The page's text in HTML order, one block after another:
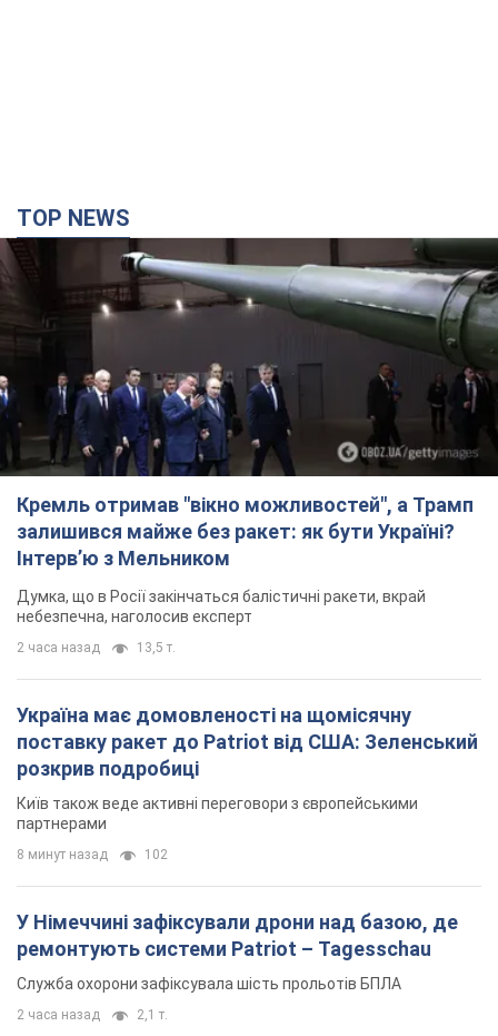
TOP NEWS
Кремль отримав "вікно можливостей", а Трамп
залишився майже без ракет: як бути Україні?
Інтерв’ю з Мельником
Думка, що в Росії закінчаться балістичні ракети, вкрай
небезпечна, наголосив експерт
2 часа назад 13,5 т.
Україна має домовленості на щомісячну
поставку ракет до Patriot від США: Зеленський
розкрив подробиці
Київ також веде активні переговори з європейськими
партнерами
8 минут назад 102
У Німеччині зафіксували дрони над базою, де
ремонтують системи Patriot – Tagesschau
Служба охорони зафіксувала шість прольотів БПЛА
2 часа назад 2,1 т.